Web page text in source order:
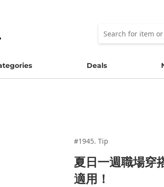
Deals
#1945. Tip
夏日一週職場穿
適用！